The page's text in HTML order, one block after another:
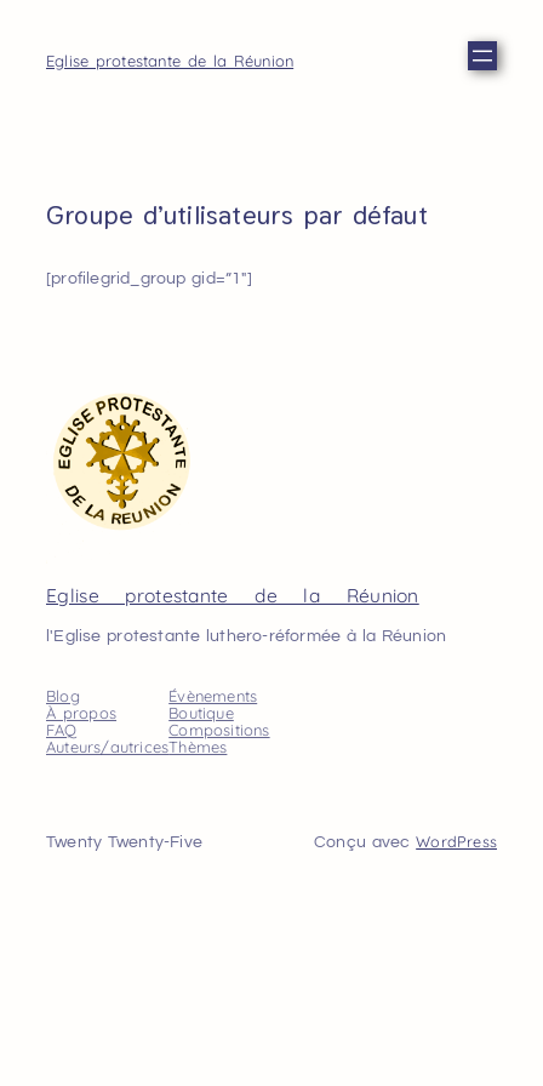
Eglise protestante de la Réunion
Groupe d’utilisateurs par défaut
[profilegrid_group gid=”1″]
Eglise protestante de la Réunion
l'Eglise protestante luthero-réformée à la Réunion
Blog
À propos
FAQ
Auteurs/autrices
Évènements
Boutique
Compositions
Thèmes
Twenty Twenty-Five Conçu avecWordPress